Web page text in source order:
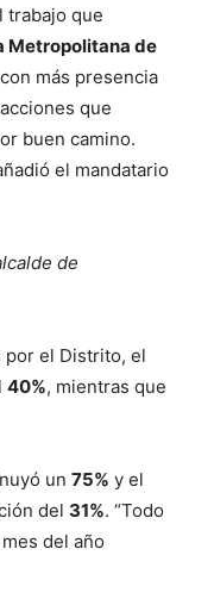
trabajo que
Metropolitana de
con más presencia
que
buen camino.
el mandatario
de
por el Distrito, el
40%, mientras que
un 75% y el
del 31%. “Todo
del año